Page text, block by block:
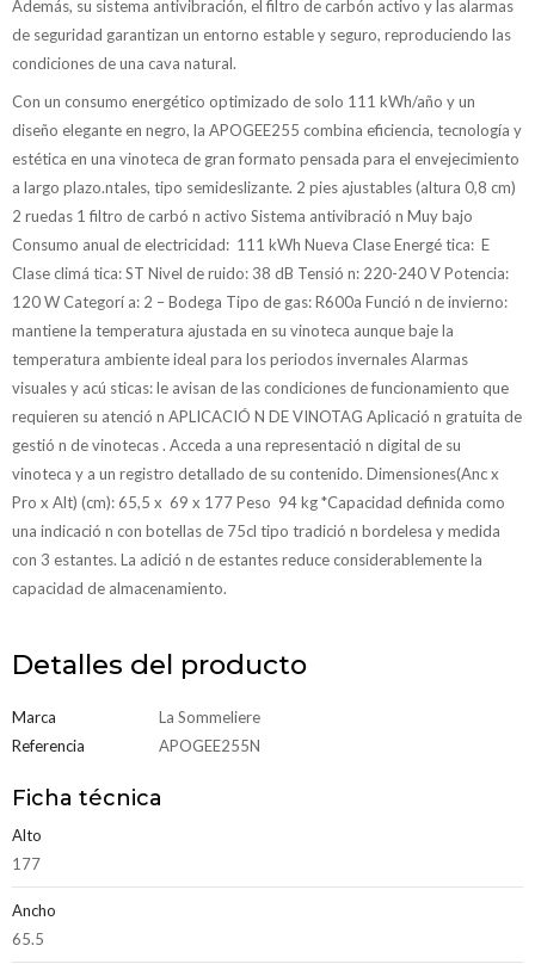
Además, su sistema antivibración, el filtro de carbón activo y las alarmas
de seguridad garantizan un entorno estable y seguro, reproduciendo las
condiciones de una cava natural.
Con un consumo energético optimizado de solo 111 kWh/año y un
diseño elegante en negro, la APOGEE255 combina eficiencia, tecnología y
estética en una vinoteca de gran formato pensada para el envejecimiento
a largo plazo.ntales, tipo semideslizante. 2 pies ajustables (altura 0,8 cm)
2 ruedas 1 filtro de carbó n activo Sistema antivibració n Muy bajo
Consumo anual de electricidad: 111 kWh Nueva Clase Energé tica: E
Clase climá tica: ST Nivel de ruido: 38 dB Tensió n: 220-240 V Potencia:
120 W Categorí a: 2 – Bodega Tipo de gas: R600a Funció n de invierno:
mantiene la temperatura ajustada en su vinoteca aunque baje la
temperatura ambiente ideal para los periodos invernales Alarmas
visuales y acú sticas: le avisan de las condiciones de funcionamiento que
requieren su atenció n APLICACIÓ N DE VINOTAG Aplicació n gratuita de
gestió n de vinotecas . Acceda a una representació n digital de su
vinoteca y a un registro detallado de su contenido. Dimensiones(Anc x
Pro x Alt) (cm): 65,5 x 69 x 177 Peso 94 kg *Capacidad definida como
una indicació n con botellas de 75cl tipo tradició n bordelesa y medida
con 3 estantes. La adició n de estantes reduce considerablemente la
capacidad de almacenamiento.
Detalles del producto
Marca
La Sommeliere
Referencia
APOGEE255N
Ficha técnica
Alto
177
Ancho
65.5